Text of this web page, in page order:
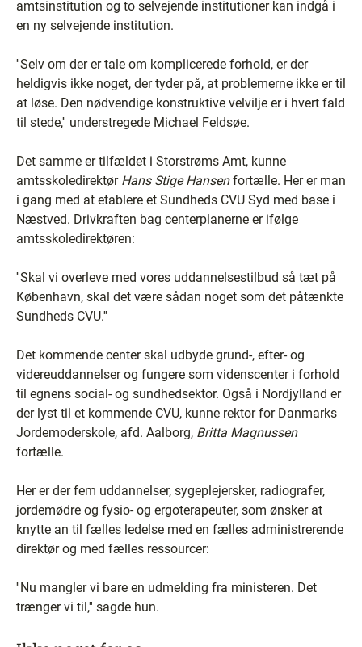
amtsinstitution og to selvejende institutioner kan indgå i
en ny selvejende institution.
''Selv om der er tale om komplicerede forhold, er der
heldigvis ikke noget, der tyder på, at problemerne ikke er til
at løse. Den nødvendige konstruktive velvilje er i hvert fald
til stede,'' understregede Michael Feldsøe.
Det samme er tilfældet i Storstrøms Amt, kunne
amtsskoledirektør Hans Stige Hansenfortælle. Her er man
i gang med at etablere et Sundheds CVU Syd med base i
Næstved. Drivkraften bag centerplanerne er ifølge
amtsskoledirektøren:
''Skal vi overleve med vores uddannelsestilbud så tæt på
København, skal det være sådan noget som det påtænkte
Sundheds CVU.''
Det kommende center skal udbyde grund-, efter- og
videreuddannelser og fungere som videnscenter i forhold
til egnens social- og sundhedsektor. Også i Nordjylland er
der lyst til et kommende CVU, kunne rektor for Danmarks
Jordemoderskole, afd. Aalborg, Britta Magnussen
fortælle.
Her er der fem uddannelser, sygeplejersker, radiografer,
jordemødre og fysio- og ergoterapeuter, som ønsker at
knytte an til fælles ledelse med en fælles administrerende
direktør og med fælles ressourcer:
''Nu mangler vi bare en udmelding fra ministeren. Det
trænger vi til,'' sagde hun.